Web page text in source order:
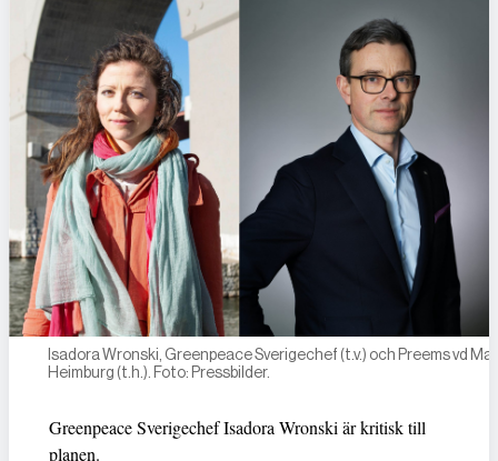
Isadora Wronski, Greenpeace Sverigechef (t.v.) och Preems vd
Heimburg (t.h.). Foto: Pressbilder.
Greenpeace Sverigechef Isadora Wronski är kritisk till
planen.